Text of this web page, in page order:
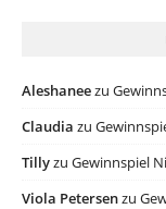
Aleshaneezu
Claudia zu
Tillyzu Gewinnspiel
Viola Petersenzu